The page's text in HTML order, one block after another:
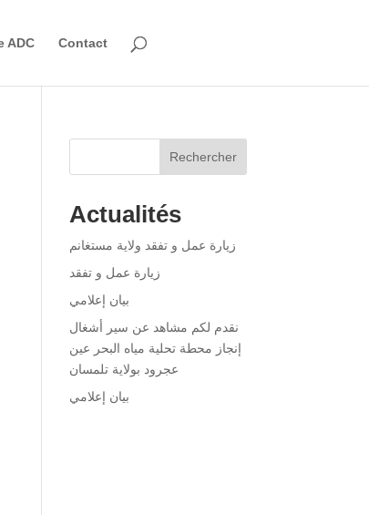
ADC Contact
Rechercher
Actualités
زيارة عمل و تفقد ولاية مستغانم
زيارة عمل و تفقد
بيان إعلامي
نقدم لكم مشاهد عن سير أشغال
إنجاز محطة تحلية مياه البحر عين
عجرود بولاية تلمسان
بيان إعلامي